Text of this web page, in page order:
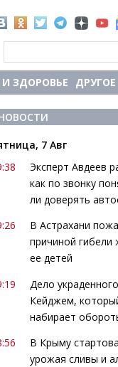
ЗДОРОВЬЕ ДРУГОЕ
7 Авг
Эксперт Авдеев
как по звонку
ли доверять
В Астрахани
причиной
ее детей
Дело
Кейджем,
набирает
В Крыму
урожая сливы и